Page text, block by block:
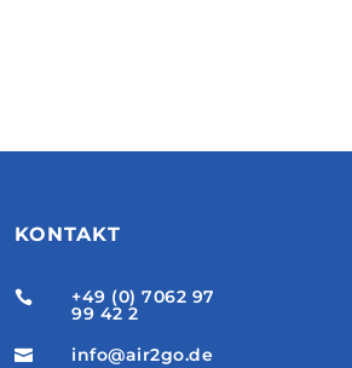
KONTAKT
 +49 (0) 7062 97
99 42 2
 info@air2go.de